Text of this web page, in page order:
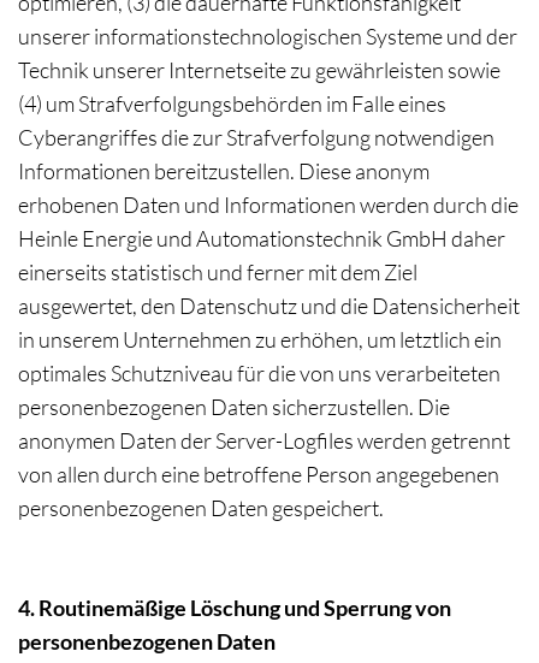
unserer informationstechnologischen Systeme und der
Technik unserer Internetseite zu gewährleisten sowie
(4) um Strafverfolgungsbehörden im Falle eines
Cyberangriffes die zur Strafverfolgung notwendigen
Informationen bereitzustellen. Diese anonym
erhobenen Daten und Informationen werden durch die
Heinle Energie und Automationstechnik GmbH daher
einerseits statistisch und ferner mit dem Ziel
ausgewertet, den Datenschutz und die Datensicherheit
in unserem Unternehmen zu erhöhen, um letztlich ein
optimales Schutzniveau für die von uns verarbeiteten
personenbezogenen Daten sicherzustellen. Die
anonymen Daten der Server-Logfiles werden getrennt
von allen durch eine betroffene Person angegebenen
personenbezogenen Daten gespeichert.
4. Routinemäßige Löschung und Sperrung von
personenbezogenen Daten